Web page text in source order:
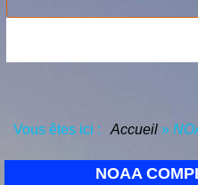
Vous êtes ici : Accueil »
NOAA